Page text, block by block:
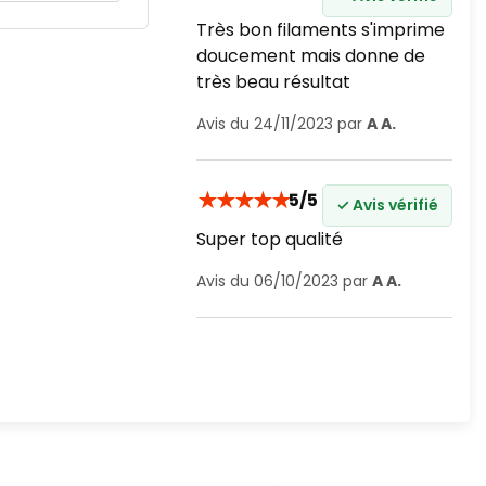
Très bon filaments s'imprime
doucement mais donne de
très beau résultat
Avis du 24/11/2023 par A A.
★★★★★5/5 ✓ Avis vérifié
Super top qualité
Avis du 06/10/2023 par A A.